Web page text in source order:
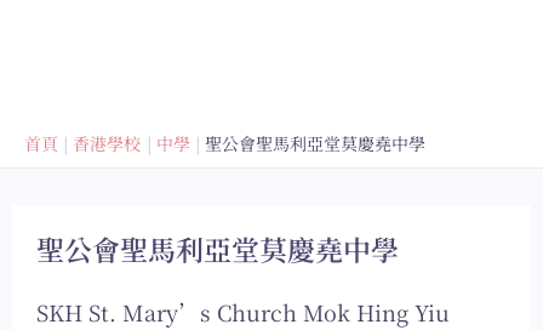
首頁 香港學校 中學 聖公會聖馬利亞堂莫慶堯中學
聖公會聖馬利亞堂莫慶堯中學
SKH St. Mary’s Church Mok Hing Yiu